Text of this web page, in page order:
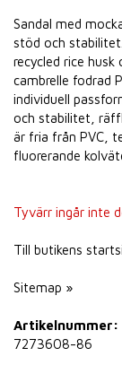
Sandal med
stöd och
recycled rice
cambrelle fodrad
individuell
och stabilitet,
är fria från PVC,
fluorerande
Tyvärr ingår inte
Till butikens
Sitemap »
Artikelnummer:
7273608-86